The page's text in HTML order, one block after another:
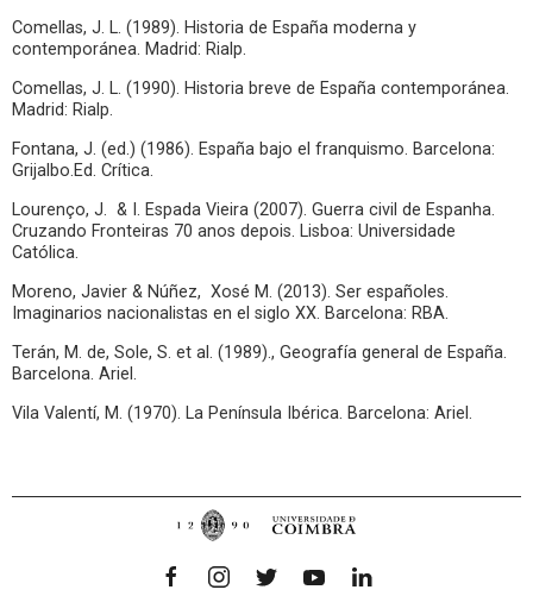
Comellas, J. L. (1989). Historia de España moderna y
contemporánea. Madrid: Rialp.
Comellas, J. L. (1990). Historia breve de España contemporánea.
Madrid: Rialp.
Fontana, J. (ed.) (1986). España bajo el franquismo. Barcelona:
Grijalbo.Ed. Crítica.
Lourenço, J. & I. Espada Vieira (2007). Guerra civil de Espanha.
Cruzando Fronteiras 70 anos depois. Lisboa: Universidade
Católica.
Moreno, Javier & Núñez, Xosé M. (2013). Ser españoles.
Imaginarios nacionalistas en el siglo XX. Barcelona: RBA.
Terán, M. de, Sole, S. et al. (1989)., Geografía general de España.
Barcelona. Ariel.
Vila Valentí, M. (1970). La Península Ibérica. Barcelona: Ariel.